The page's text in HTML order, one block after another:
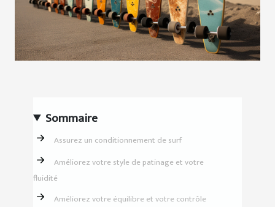
Sommaire
Assurez un conditionnement de surf
Améliorez votre style de patinage et votre
fluidité
Améliorez votre équilibre et votre contrôle